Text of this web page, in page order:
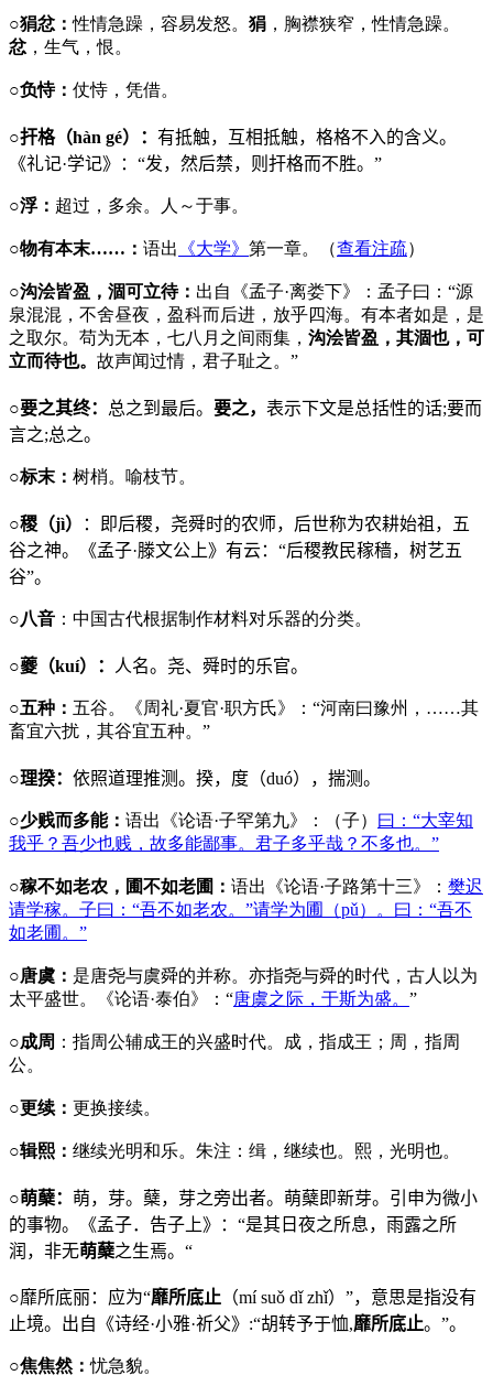
○狷忿：性情急躁，容易发怒。 狷 ，胸襟狭窄，性情急躁。
忿 ，生气，恨。
○负恃： 仗恃，凭借。
○扞格（hàn gé）： 有抵触，互相抵触，格格不入的含义。
《礼记·学记》：“发，然后禁，则扞格而不胜。”
○浮： 超过，多余。人～于事。
○物有本末……： 语出 《大学》 第一章。（查看注疏）
○沟浍皆盈，涸可立待： 出自《孟子·离娄下》：孟子曰：“源
泉混混，不舍昼夜，盈科而后进，放乎四海。有本者如是，是
之取尔。苟为无本，七八月之间雨集， 沟浍皆盈，其涸也，可
立而待也。 故声闻过情，君子耻之。”
○要之其终： 总之到最后。 要之， 表示下文是总括性的话;要而
言之;总之。
○标末： 树梢。喻枝节。
○稷（jì）
：即后稷，尧舜时的农师，后世称为农耕始祖，五
谷之神。《孟子·滕文公上》有云：“后稷教民稼穑，树艺五
谷”。
○八音 ：中国古代根据制作材料对乐器的分类。
○夔（kuí）： 人名。尧、舜时的乐官。
○五种： 五谷。《周礼·夏官·职方氏》：“河南曰豫州，……其
畜宜六扰，其谷宜五种。”
○理揆： 依照道理推测。揆，度（duó），揣测。
○少贱而多能： 语出《论语·子罕第九》：（子） 曰：“大宰知
我乎？吾少也贱，故多能鄙事。君子多乎哉？不多也。”
○稼不如老农，圃不如老圃： 语出《论语·子路第十三》： 樊迟
请学稼。子曰：“吾不如老农。”请学为圃（pǔ）。曰：“吾不
如老圃。”
○唐虞： 是唐尧与虞舜的并称。亦指尧与舜的时代，古人以为
太平盛世。《论语·泰伯》：“唐虞之际，于斯为盛。 ”
○成周 ：指周公辅成王的兴盛时代。成，指成王；周，指周
公。
○更续： 更换接续。
○辑熙： 继续光明和乐。朱注：缉，继续也。熙，光明也。
○萌蘖： 萌，芽。蘖，芽之旁出者。萌蘖即新芽。引申为微小
的事物。《孟子．告子上》： “是其日夜之所息，雨露之所
润，非无萌蘖之生焉。 “
○靡所底丽：应为“靡所底止 （mísuǒ dǐzhǐ）”，意思是指没有
止境。出自《诗经·小雅·祈父》 :“胡转予于恤,靡所底止。”。
○焦焦然：忧急貌。